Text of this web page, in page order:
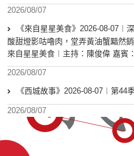
2026/08/07
《來自星星美食》2026-08-07︱
酸甜燈影咕嚕肉，堂弄黃油蟹黯然
來自星星美食︱主持：陳俊偉 嘉賓
2026/08/07
《西城故事》2026-08-07︱第44
2026/08/07